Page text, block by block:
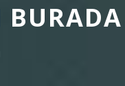
BURADA